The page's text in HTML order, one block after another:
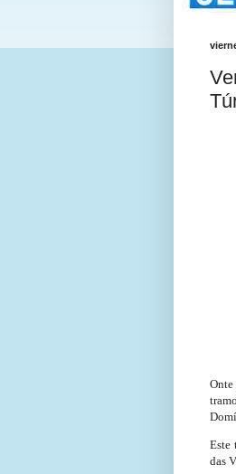
Onte
tramo
Este
das